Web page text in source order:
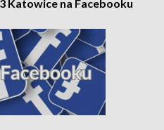
Katowice na Facebooku